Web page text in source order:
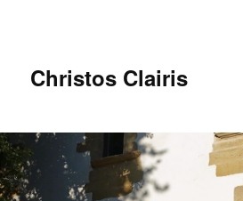
Christos Clairis